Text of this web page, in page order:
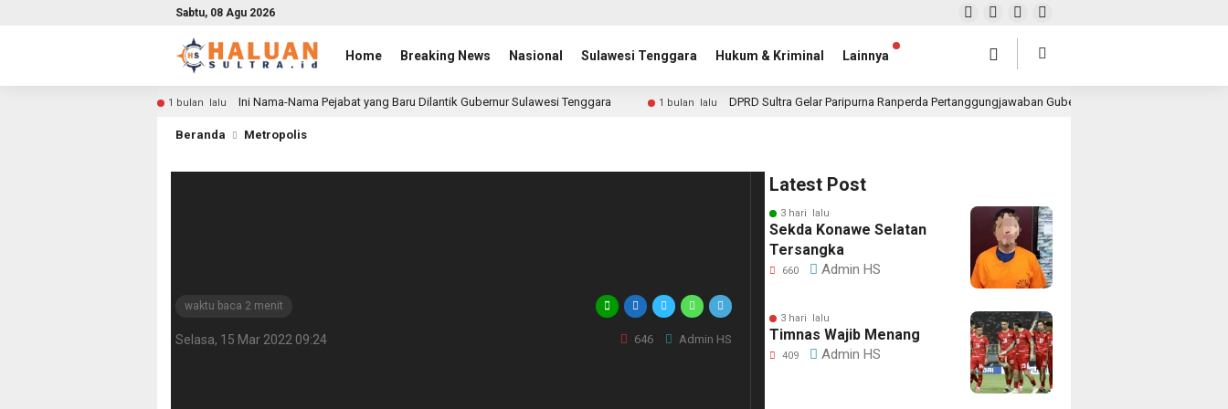
Sabtu, 08 Agu 2026
Home Breaking News Nasional Sulawesi Tenggara Hukum & Kriminal Lainnya
1 bulan lalu Ini Nama-Nama Pejabat yang Baru Dilantik Gubernur Sulawesi Tenggara 1 bulan lalu DPRD Sultra Gelar Paripurna Ranperda Pertanggungjawaban Gubernur 2025, Realisasi APBD
Beranda Metropolis
waktu baca 2 menit
Selasa, 15 Mar 2022 09:24 646 Admin HS
Latest Post
3 hari lalu
Sekda Konawe Selatan
Tersangka
660 Admin HS
3 hari lalu
Timnas Wajib Menang
409 Admin HS